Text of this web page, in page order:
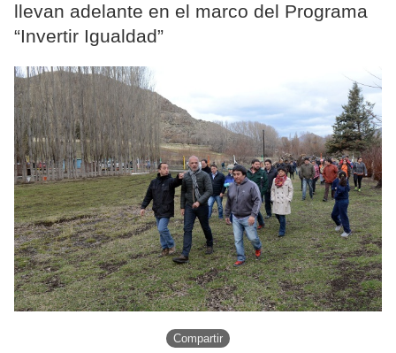
llevan adelante en el marco del Programa
“Invertir Igualdad”
Compartir